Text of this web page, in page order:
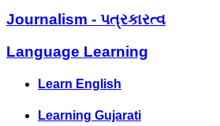
Journalism - પત્રકારત્વ
Language Learning
Learn English
Learning Gujarati